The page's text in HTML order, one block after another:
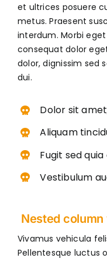
et ultrices posuere
metus. Praesent
interdum. Morbi
consequat dolor
dolor, dignissim sed
dui.
Dolor sit
Aliquam
Fugit sed
Vestibulum
Vivamus vehicula
Pellentesque luctus